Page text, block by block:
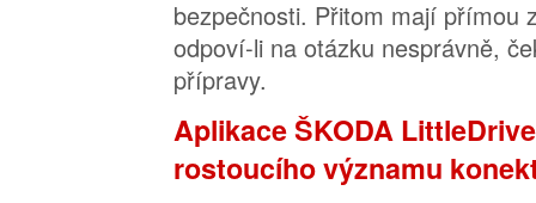
bezpečnosti. Přitom mají přímou
odpoví-li na otázku nesprávně,
přípravy.
Aplikace ŠKODA
rostoucího významu